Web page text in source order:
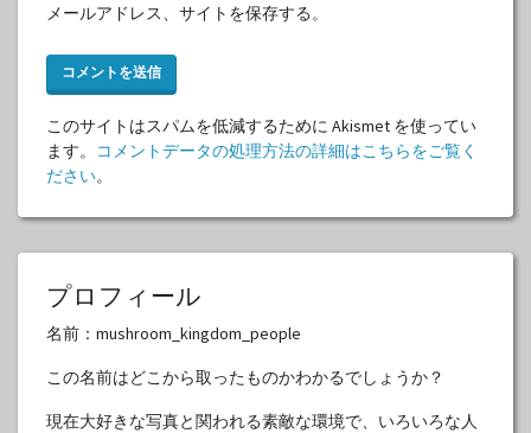
メールアドレス、サイトを保存する。
このサイトはスパムを低減するために Akismet を使ってい
ます。
コメントデータの処理方法の詳細はこちらをご覧く
ださい。
プロフィール
名前：mushroom_kingdom_people
この名前はどこから取ったものかわかるでしょうか？
現在大好きな写真と関われる素敵な環境で、いろいろな人